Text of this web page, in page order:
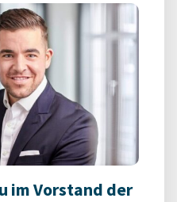
im Vorstand der